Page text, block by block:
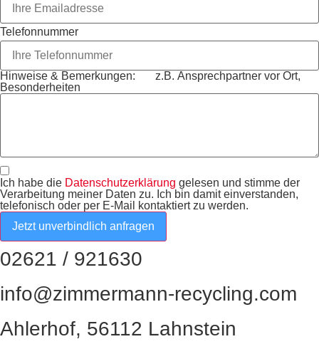
Telefonnummer
Hinweise & Bemerkungen: z.B. Ansprechpartner vor Ort,
Besonderheiten
Ich habe die Datenschutzerklärung gelesen und stimme der
Verarbeitung meiner Daten zu. Ich bin damit einverstanden,
telefonisch oder per E-Mail kontaktiert zu werden.
Jetzt unverbindlich anfragen
02621 / 921630
info@zimmermann-recycling.com
Ahlerhof, 56112 Lahnstein